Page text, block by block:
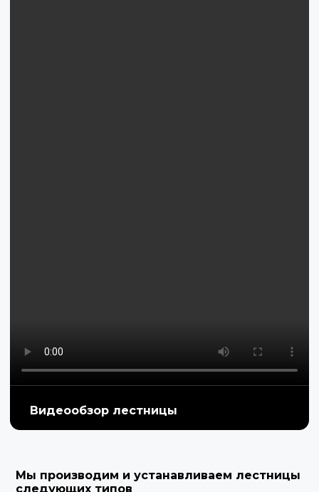
Видеообзор лестницы
Мы производим и устанавливаем лестницы
следующих типов